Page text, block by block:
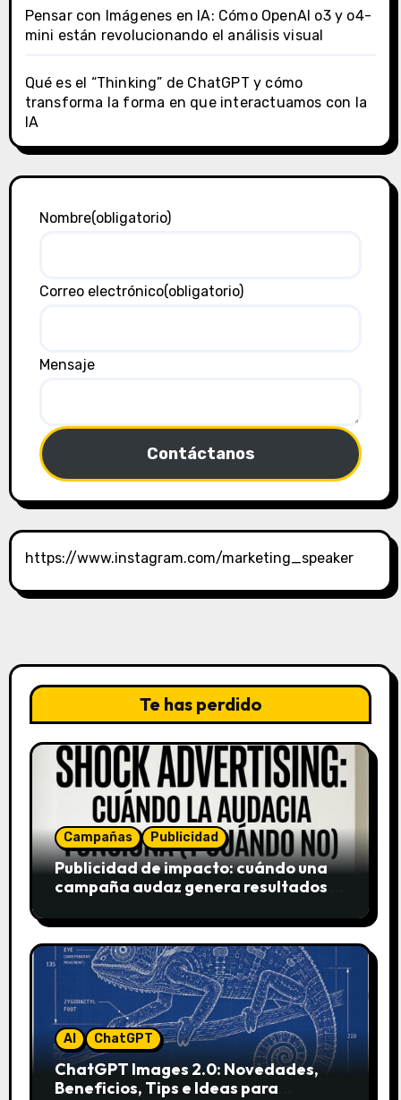
Pensar con Imágenes en IA: Cómo OpenAI o3 y o4-
mini están revolucionando el análisis visual
Qué es el “Thinking” de ChatGPT y cómo
transforma la forma en que interactuamos con la
IA
Nombre(obligatorio)
Correo electrónico(obligatorio)
Mensaje
Contáctanos
https://www.instagram.com/marketing_speaker
Te has perdido
Campañas Publicidad
Publicidad de impacto: cuándo una
campaña audaz genera resultados y
AI ChatGPT
ChatGPT Images 2.0: Novedades,
Beneficios, Tips e Ideas para